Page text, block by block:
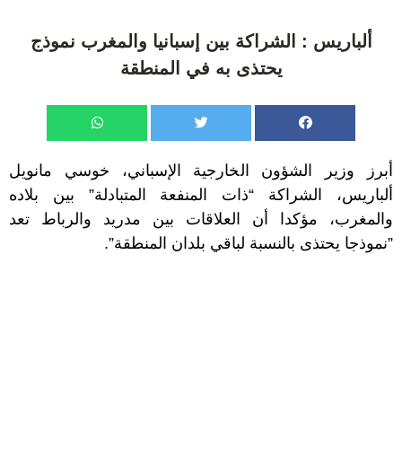
ألباريس : الشراكة بين إسبانيا والمغرب نموذج
يحتذى به في المنطقة
أبرز وزير الشؤون الخارجية الإسباني، خوسي مانويل
ألباريس، الشراكة “ذات المنفعة المتبادلة” بين بلاده
والمغرب، مؤكدا أن العلاقات بين مدريد والرباط تعد
”نموذجا يحتذى بالنسبة لباقي بلدان المنطقة”.